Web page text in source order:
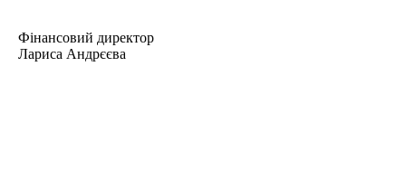
Фінансовий директор
Лариса Андрєєва